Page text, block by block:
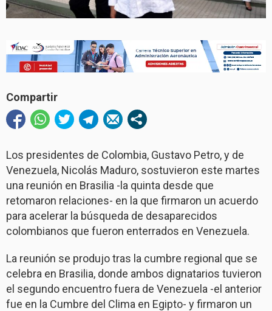
Compartir
Los presidentes de Colombia, Gustavo Petro, y de
Venezuela, Nicolás Maduro, sostuvieron este martes
una reunión en Brasilia -la quinta desde que
retomaron relaciones- en la que firmaron un acuerdo
para acelerar la búsqueda de desaparecidos
colombianos que fueron enterrados en Venezuela.
La reunión se produjo tras la cumbre regional que se
celebra en Brasilia, donde ambos dignatarios tuvieron
el segundo encuentro fuera de Venezuela -el anterior
fue en la Cumbre del Clima en Egipto- y firmaron un